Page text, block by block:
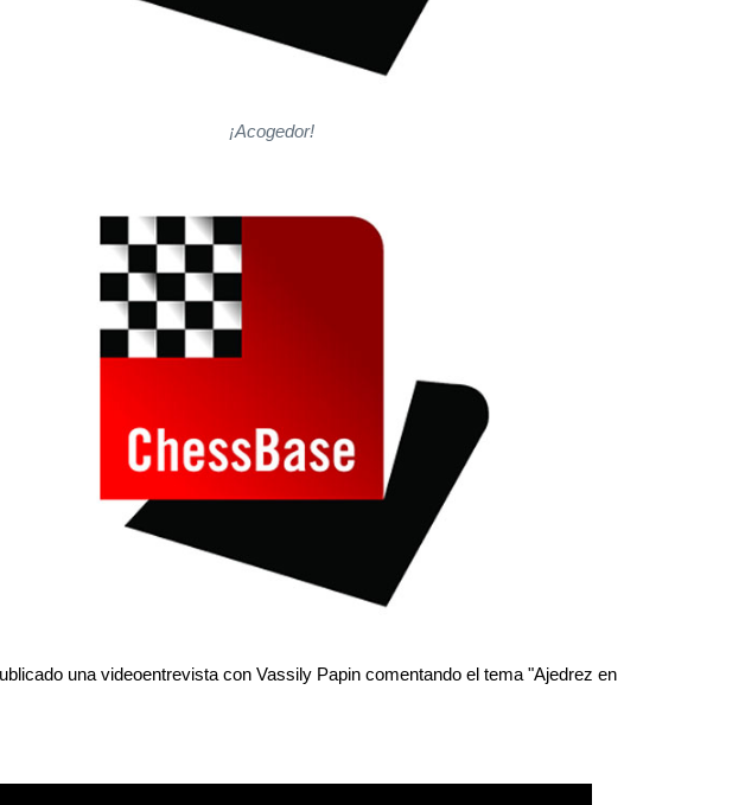
¡Acogedor!
una videoentrevista con Vassily Papin comentando el tema "Ajedrez en